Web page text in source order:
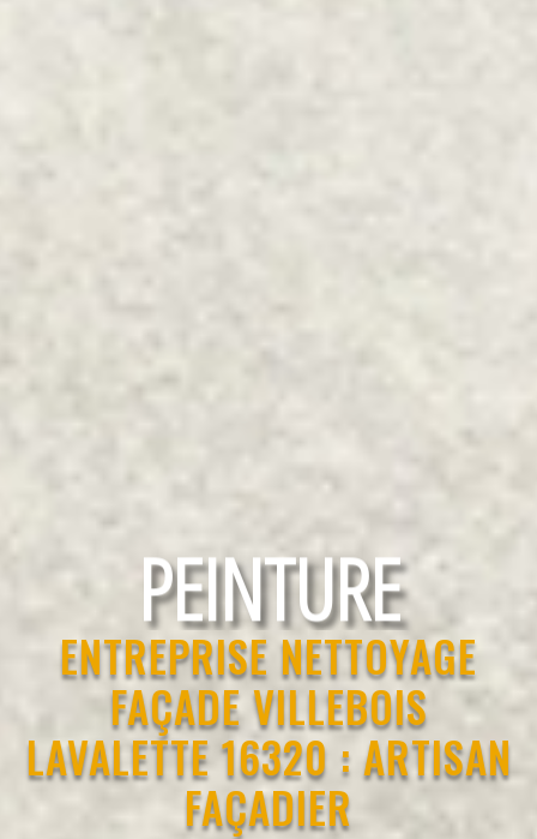
RAVALEMENT
ENTREPRISE NETTOYAGE
FAÇADE VILLEBOIS
LAVALETTE 16320 : ARTISAN
FAÇADIER